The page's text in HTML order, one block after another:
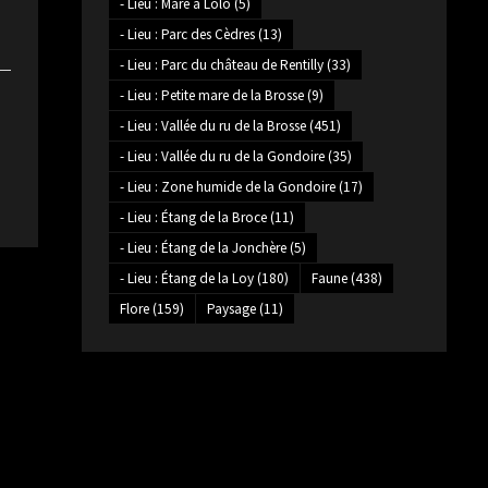
- Lieu : Mare à Lolo (5)
- Lieu : Parc des Cèdres(13)
- Lieu : Parc du château de Rentilly(33)
- Lieu : Petite mare de la Brosse(9)
- Lieu : Vallée du ru de la Brosse(451)
- Lieu : Vallée du ru de la Gondoire(35)
- Lieu : Zone humide de la Gondoire(17)
- Lieu : Étang de la Broce(11)
- Lieu : Étang de la Jonchère(5)
- Lieu : Étang de la Loy(180) Faune(438)
Flore(159) Paysage(11)